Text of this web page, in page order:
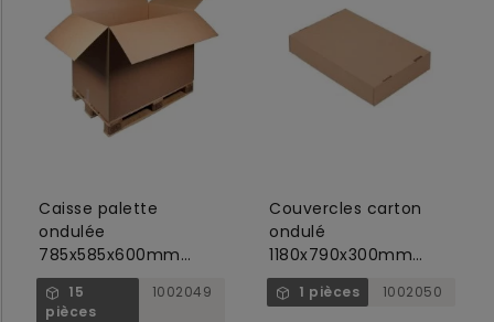
Caisse palette
ondulée
785x585x600mm
marron, BC ondulée,
F0201
15
pièces
1002049
Couvercles carton
ondulé
1180x790x300mm
ondulé C Brun (plano
1400x1790mm)
1 pièces 1002050